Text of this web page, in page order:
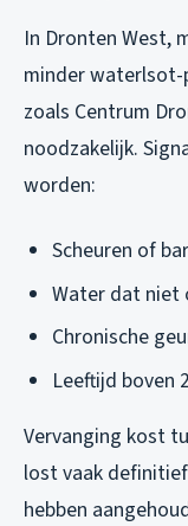
In Dronten West,
minder waterlsot-
zoals Centrum
noodzakelijk.
worden:
Scheuren of
Water dat niet
Chronische
Leeftijd boven
Vervanging kost
lost vaak
hebben